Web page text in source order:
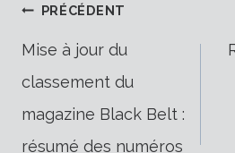
de
PRÉCÉDENT
Mise à jour du
classement du
magazine Black Belt :
résumé des numéros